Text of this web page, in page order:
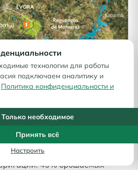
инвестировать серьезные
40% орошаемых
технологии для работы
подключаем аналитику и
Политика конфиденциальности и
Настроить
Только необходимое
Принять всё